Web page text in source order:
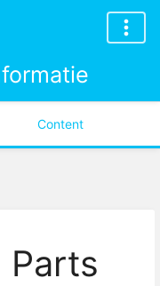
Content
Parts